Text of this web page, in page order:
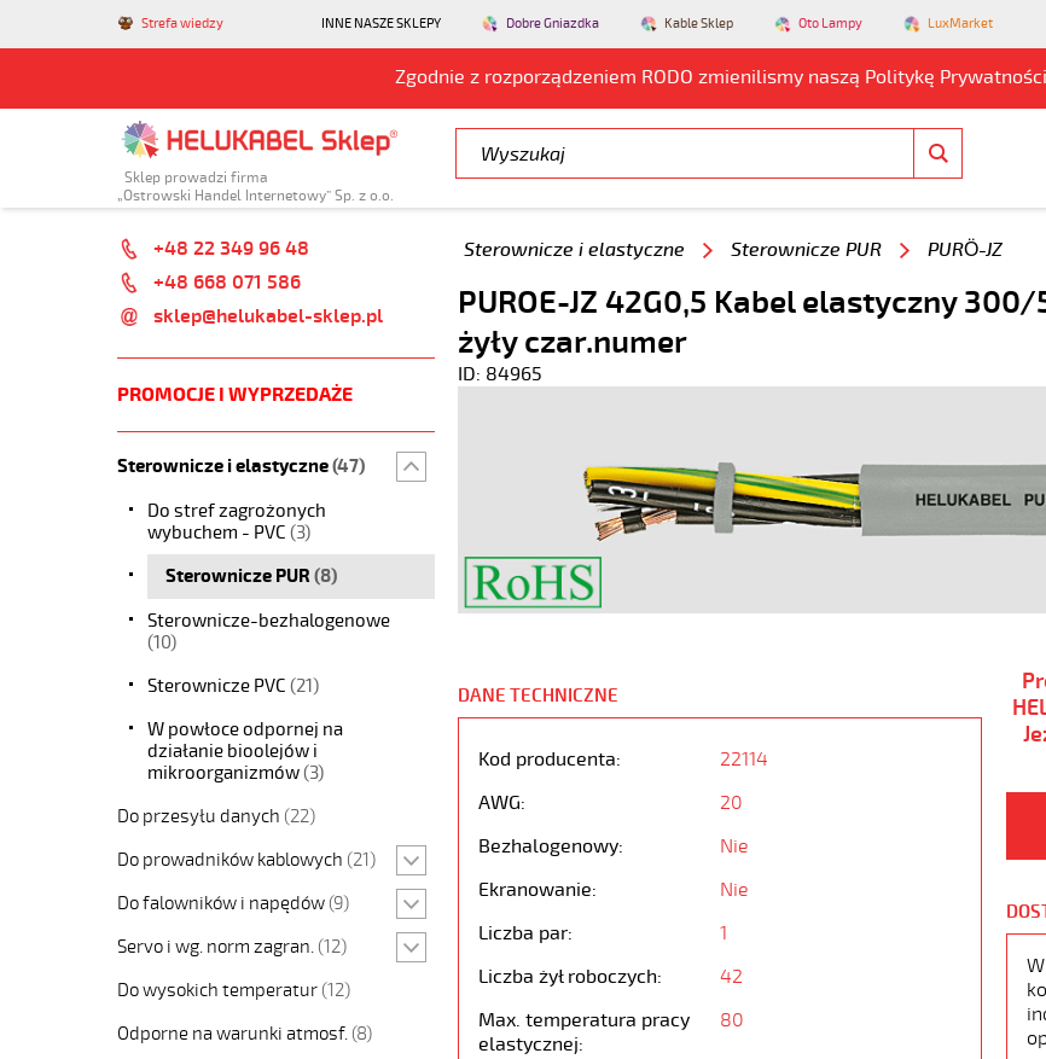
Strefa wiedzy INNE NASZE SKLEPY Dobre Gniazdka Kable Sklep Oto Lampy LuxMarket
Zgodnie z rozporządzeniem RODO zmienilismy naszą Politykę
Sklep prowadzi firma
„Ostrowski Handel Internetowy” Sp. z o.o.
+48 22 349 96 48
+48 668 071 586
sklep@helukabel-sklep.pl
PROMOCJE I WYPRZEDAŻE
Sterownicze i elastyczne(47)
Do stref zagrożonych
wybuchem - PVC (3)
Sterownicze PUR (8)
Sterownicze-bezhalogenowe
(10)
Sterownicze PVC (21)
W powłoce odpornej na
działanie bioolejów i
mikroorganizmów(3)
Do przesyłu danych (22)
Do prowadników kablowych (21)
Do falowników i napędów (9)
Servo i wg. norm zagran. (12)
Do wysokich temperatur (12)
Odporne na warunki atmosf. (8)
Sterownicze i elastyczne Sterownicze PUR PURÖ-JZ
PUROE-JZ 42G0,5 Kabel elastyczny
żyły czar.numer
ID: 84965
DANE TECHNICZNE
Kod producenta:
22114
AWG:
20
Bezhalogenowy:
Nie
Ekranowanie:
Nie
Liczba par:
1
Liczba żył roboczych:
42
Max. temperatura pracy
elastycznej:
80